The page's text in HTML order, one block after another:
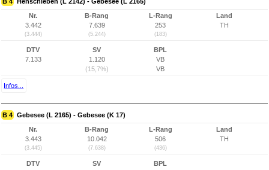
Nr.
3.442
(3.444)
B-Rang
7.639
(5.244)
L-Rang
253
(183)
Land
TH
DTV
7.133
SV
1.120
(15,7%)
BPL
VB
VB
Infos...
B 4 Gebesee (L 2165) - Gebesee (K 17)
Nr.
3.443
(3.445)
B-Rang
10.042
(7.638)
L-Rang
506
(436)
Land
TH
DTV
SV
BPL